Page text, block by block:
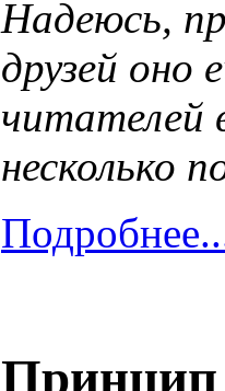
Надеюсь,
друзей оно
читателей
несколько